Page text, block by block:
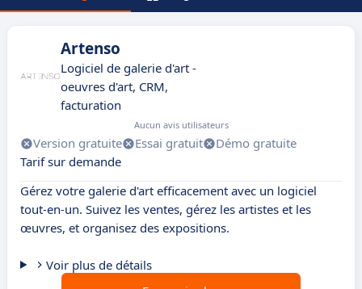
Artenso
Logiciel de galerie d'art -
oeuvres d'art, CRM,
facturation
Aucun avis utilisateurs
Version gratuite Essai gratuit
Démo gratuite
Tarif sur demande
Gérez votre galerie d'art efficacement avec un logiciel
tout-en-un. Suivez les ventes, gérez les artistes et les
œuvres, et organisez des expositions.
Voir plus de détails